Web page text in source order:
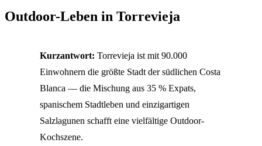
Outdoor-Leben in Torrevieja
Kurzantwort: Torrevieja ist mit 90.000
Einwohnern die größte Stadt der südlichen Costa
Blanca — die Mischung aus 35 % Expats,
spanischem Stadtleben und einzigartigen
Salzlagunen schafft eine vielfältige Outdoor-
Kochszene.